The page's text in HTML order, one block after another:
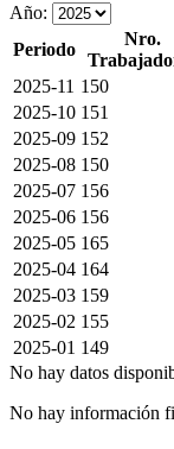
Año:
Periodo
Nro.
2025-11 150
2025-10 151
2025-09 152
2025-08 150
2025-07 156
2025-06 156
2025-05 165
2025-04 164
2025-03 159
2025-02 155
2025-01 149
No hay datos
No hay información